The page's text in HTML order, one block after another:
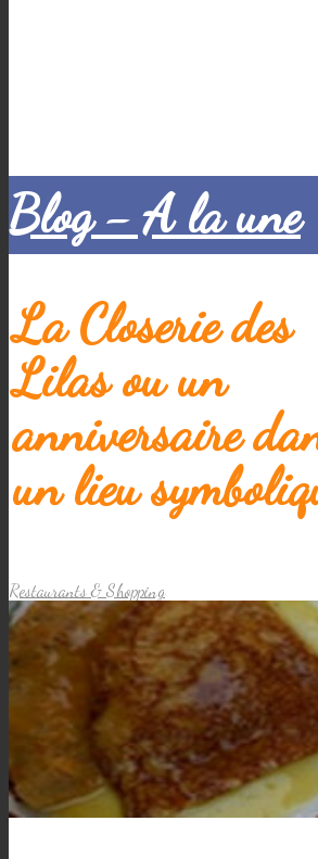
Blog - A la une
La Closerie des
Lilas ou un
anniversaire
un lieu
Restaurants & Shopping